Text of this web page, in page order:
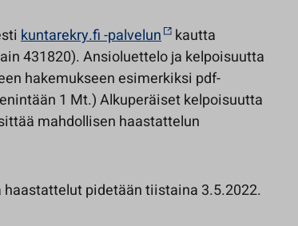
kuntarekry.fi -palvelun
kautta
431820). Ansioluettelo ja kelpoisuutta
hakemukseen esimerkiksi pdf-
1 Mt.) Alkuperäiset kelpoisuutta
mahdollisen haastattelun
pidetään tiistaina 3.5.2022.